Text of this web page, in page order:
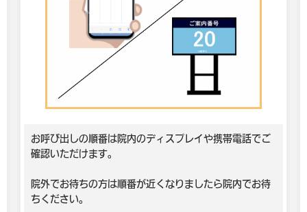
お呼び出しの順番は院内のディスプレイや携帯電話でご
確認いただけます。
院外でお待ちの方は順番が近くなりましたら院内でお待
ちください。